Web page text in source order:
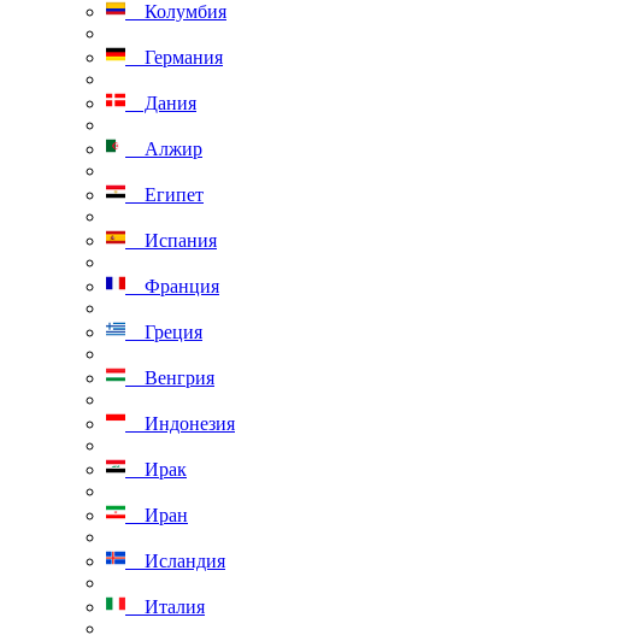
Колумбия
Германия
Дания
Алжир
Египет
Испания
Франция
Греция
Венгрия
Индонезия
Ирак
Иран
Исландия
Италия